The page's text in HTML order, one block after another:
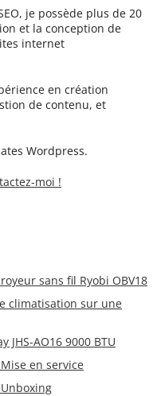
je possède plus de 20
et la conception de
internet
en création
de contenu, et
Wordpress.
moi !
sans fil Ryobi OBV18
climatisation sur une
AO16 9000 BTU
en service